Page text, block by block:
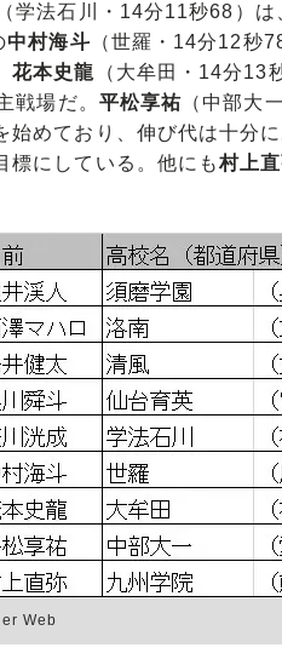
（学法石川・14分11秒68）
中村海斗 （世羅・14分12秒
花本史龍 （大牟田・14分13
戦場だ。 平松享祐 （中部大
始めており、伸び代は十分
標にしている。他にも村上
Web